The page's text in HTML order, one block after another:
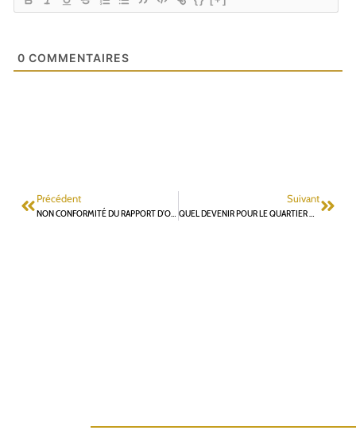
0 COMMENTAIRES
Précédent Suivant